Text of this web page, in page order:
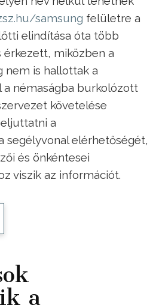
samsung felületre a
elindítása óta több
érkezett, miközben a
nem is hallottak a
némaságba burkolózott
követelése
a
segélyvonal elérhetőségét,
és önkéntesei
viszik az információt.
a